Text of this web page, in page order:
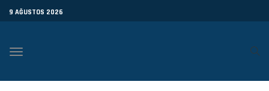
9 AĞUSTOS 2026
Toggle